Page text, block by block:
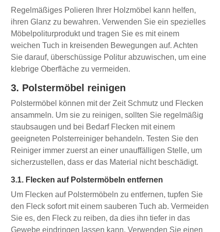
Regelmäßiges Polieren Ihrer Holzmöbel kann helfen,
ihren Glanz zu bewahren. Verwenden Sie ein spezielles
Möbelpoliturprodukt und tragen Sie es mit einem
weichen Tuch in kreisenden Bewegungen auf. Achten
Sie darauf, überschüssige Politur abzuwischen, um eine
klebrige Oberfläche zu vermeiden.
3. Polstermöbel reinigen
Polstermöbel können mit der Zeit Schmutz und Flecken
ansammeln. Um sie zu reinigen, sollten Sie regelmäßig
staubsaugen und bei Bedarf Flecken mit einem
geeigneten Polsterreiniger behandeln. Testen Sie den
Reiniger immer zuerst an einer unauffälligen Stelle, um
sicherzustellen, dass er das Material nicht beschädigt.
3.1. Flecken auf Polstermöbeln entfernen
Um Flecken auf Polstermöbeln zu entfernen, tupfen Sie
den Fleck sofort mit einem sauberen Tuch ab. Vermeiden
Sie es, den Fleck zu reiben, da dies ihn tiefer in das
Gewebe eindringen lassen kann. Verwenden Sie einen